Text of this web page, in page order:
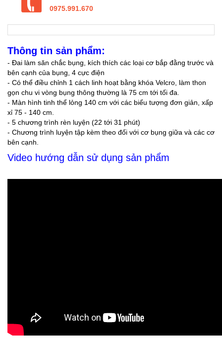
0975.991.670
Thông tin sản phẩm:
- Đai làm săn chắc bụng, kích thích các loại cơ bắp đằng trước và
bên cạnh của bụng, 4 cực điện
- Có thể điều chỉnh 1 cách linh hoạt bằng khóa Velcro, làm thon
gọn chu vi vòng bụng thông thường là 75 cm tới tối đa.
- Màn hình tinh thể lỏng 140 cm với các biểu tượng đơn giản, xấp
xỉ 75 - 140 cm.
- 5 chương trình rèn luyện (22 tới 31 phút)
- Chương trình luyện tập kèm theo đối với cơ bụng giữa và các cơ
bên cạnh.
Video hướng dẫn sử dụng sản phẩm